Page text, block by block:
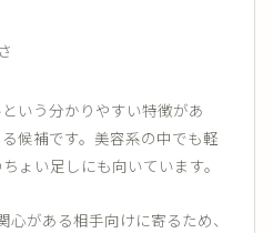
いう分かりやすい特徴があ
候補です。美容系の中でも軽
ょい足しにも向いています。
心がある相手向けに寄るため、